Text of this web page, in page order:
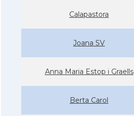
Calapastora
Joana SV
Anna Maria Estop i Graells
Berta Carol